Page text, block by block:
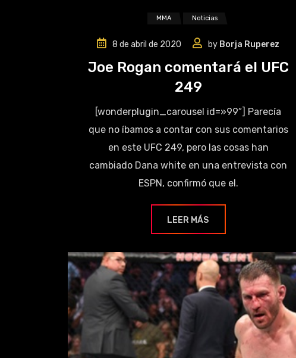
MMA Noticias
8 de abril de 2020 by Borja Ruperez
Joe Rogan comentará el UFC
249
[wonderplugin_carousel id=»99″] Parecía
que no íbamos a contar con sus comentarios
en este UFC 249, pero las cosas han
cambiado Dana white en una entrevista con
ESPN, confirmó que el.
LEER MÁS